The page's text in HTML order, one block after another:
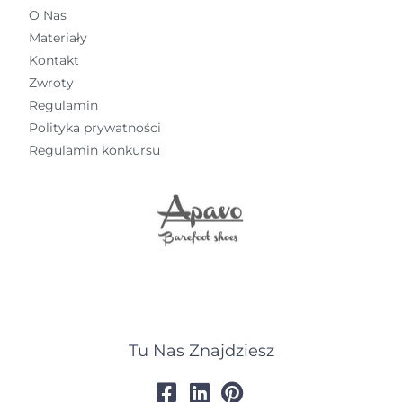
O Nas
Materiały
Kontakt
Zwroty
Regulamin
Polityka prywatności
Regulamin konkursu
Tu Nas Znajdziesz